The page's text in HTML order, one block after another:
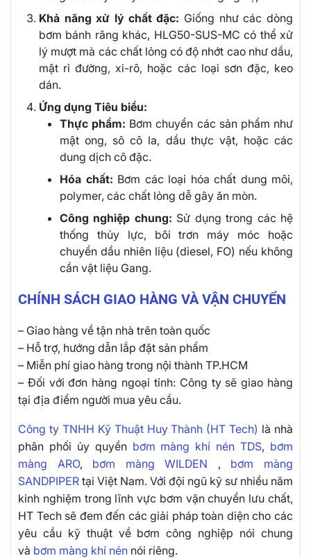
Khả năng xử lý chất đặc: Giống như các dòng
bơm bánh răng khác, HLG50-SUS-MC có thể xử
lý mượt mà các chất lỏng có độ nhớt cao như dầu,
mật rỉ đường, xi-rô, hoặc các loại sơn đặc, keo
dán.
Ứng dụng Tiêu biểu:
Thực phẩm: Bơm chuyển các sản phẩm như
mật ong, sô cô la, dầu thực vật, hoặc các
dung dịch cô đặc.
Hóa chất: Bơm các loại hóa chất dung môi,
polymer, các chất lỏng dễ gây ăn mòn.
Công nghiệp chung: Sử dụng trong các hệ
thống thủy lực, bôi trơn máy móc hoặc
chuyển dầu nhiên liệu (diesel, FO) nếu không
cần vật liệu Gang.
CHÍNH SÁCH GIAO HÀNG VÀ VẬN CHUYỂN
– Giao hàng về tận nhà trên toàn quốc
– Hỗ trợ, hướng dẫn lắp đặt sản phẩm
– Miễn phí giao hàng trong nội thành TP.HCM
– Đối với đơn hàng ngoại tỉnh: Công ty sẽ giao hàng
tại địa điểm người mua yêu cầu.
Công ty TNHH Kỹ Thuật Huy Thành (HT Tech) là nhà
phân phối ủy quyền bơm màng khí nén TDS, bơm
màng ARO, bơm màng WILDEN , bơm màng
SANDPIPER tại Việt Nam. Với đội ngũ kỹ sư nhiều năm
kinh nghiệm trong lĩnh vực bơm vận chuyển lưu chất,
HT Tech sẽ đem đến các giải pháp toàn diện cho các
yêu cầu kỹ thuật về bơm công nghiệp nói chung
và bơm màng khí nén nói riêng.